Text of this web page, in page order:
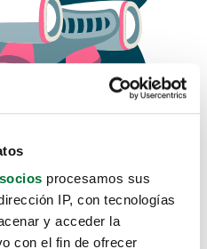
procesamos sus
IP, con tecnologías
y acceder la
con el fin de ofrecer
como